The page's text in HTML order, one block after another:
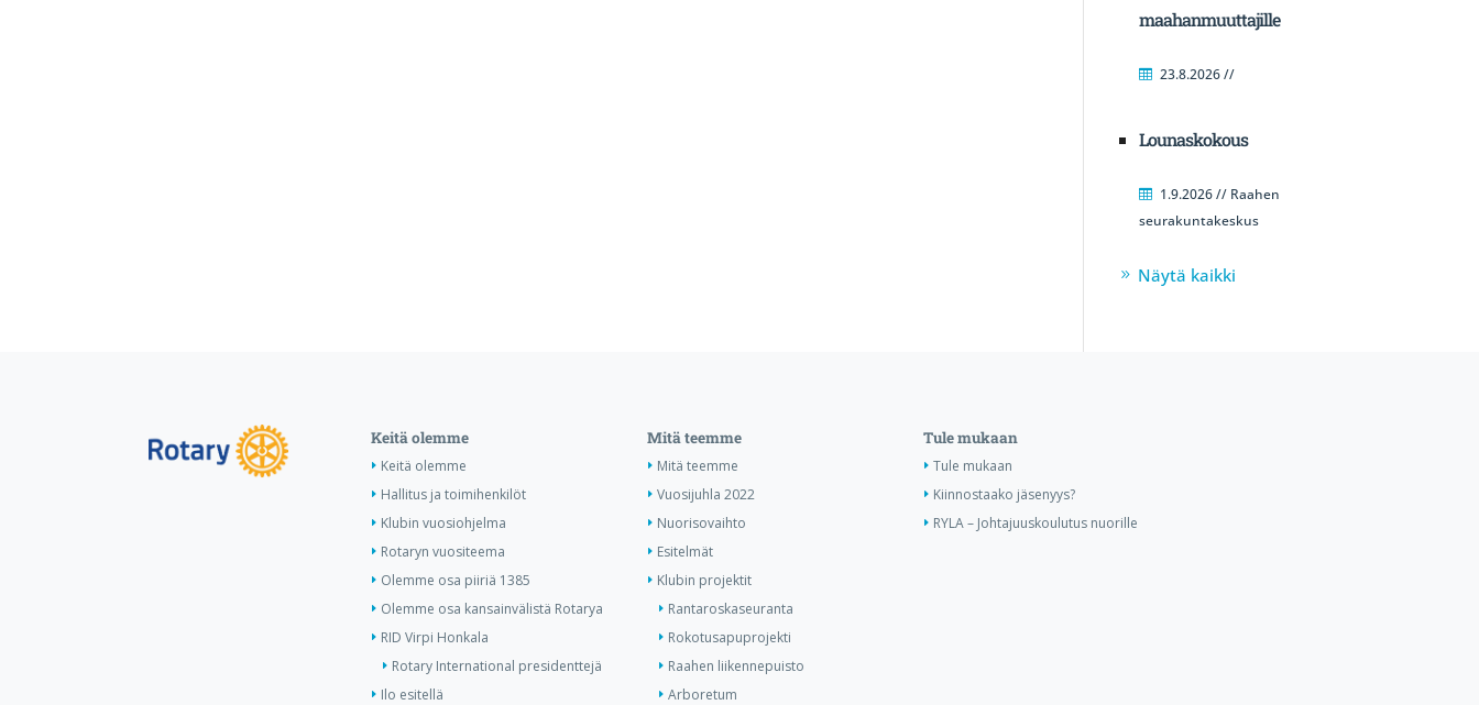
maahanmuuttajille
23.8.2026 //
Lounaskokous
1.9.2026 // Raahen
seurakuntakeskus
Näytä kaikki
Keitä olemme
Keitä olemme
Hallitus ja toimihenkilöt
Klubin vuosiohjelma
Rotaryn vuositeema
Olemme osa piiriä 1385
Olemme osa kansainvälistä Rotarya
RID Virpi Honkala
Rotary International presidenttejä
Ilo esitellä
Mitä teemme
Mitä teemme
Vuosijuhla 2022
Nuorisovaihto
Esitelmät
Klubin projektit
Rantaroskaseuranta
Rokotusapuprojekti
Raahen liikennepuisto
Arboretum
Tule mukaan
Tule mukaan
Kiinnostaako jäsenyys?
RYLA – Johtajuuskoulutus nuorille